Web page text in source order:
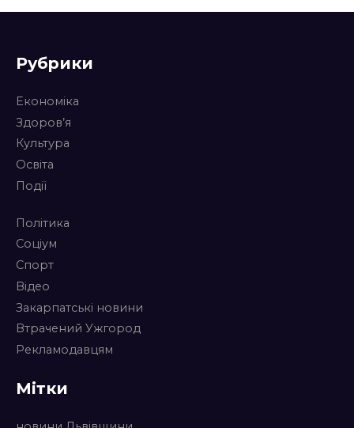
Рубрики
Економіка
Здоров’я
Культура
Освіта
Події
Політика
Соціум
Спорт
Відео
Закарпатські новини
Втрачений Ужгород
Рекламодавцям
Мітки